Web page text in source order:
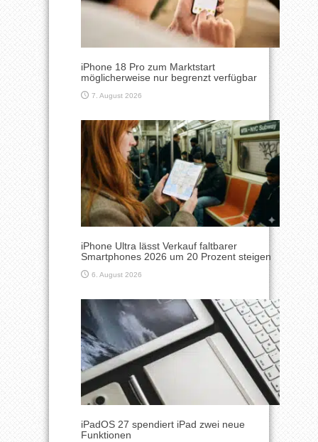
iPhone 18 Pro zum Marktstart
möglicherweise nur begrenzt verfügbar
7. August 2026
iPhone Ultra lässt Verkauf faltbarer
Smartphones 2026 um 20 Prozent steigen
6. August 2026
iPadOS 27 spendiert iPad zwei neue
Funktionen